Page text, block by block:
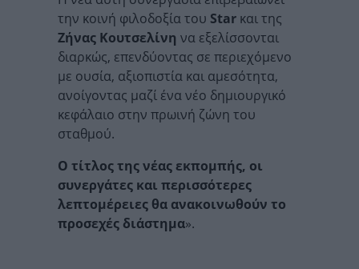
την κοινή φιλοδοξία του Star και της
Ζήνας Κουτσελίνη να εξελίσσονται
διαρκώς, επενδύοντας σε περιεχόμενο
με ουσία, αξιοπιστία και αμεσότητα,
ανοίγοντας μαζί ένα νέο δημιουργικό
κεφάλαιο στην πρωινή ζώνη του
σταθμού.
Ο τίτλος της νέας εκπομπής, οι
συνεργάτες και περισσότερες
λεπτομέρειες θα ανακοινωθούν το
προσεχές διάστημα».